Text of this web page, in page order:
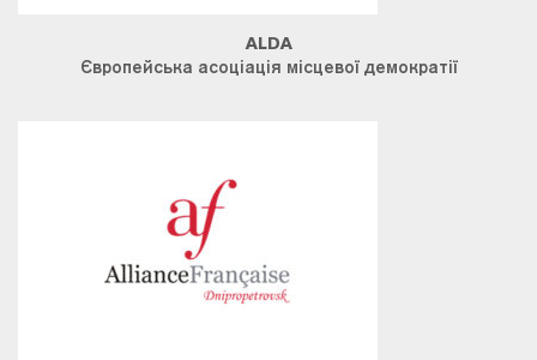
ALDA
Європейська асоціація місцевої демократії